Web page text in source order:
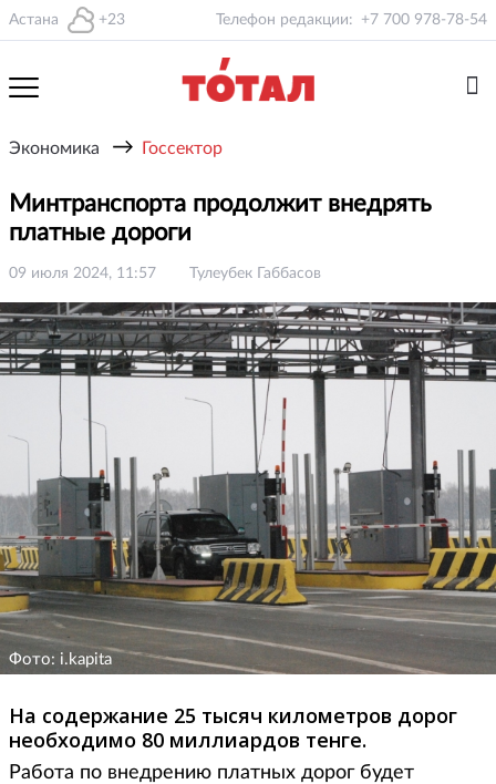
Астана +23 Телефон редакции: +7 700 978-78-54
Экономика → Госсектор
Минтранспорта продолжит внедрять
платные дороги
09 июля 2024, 11:57 Тулеубек Габбасов
Фото: i.kapita
На содержание 25 тысяч километров дорог
необходимо 80 миллиардов тенге.
Работа по внедрению платных дорог будет